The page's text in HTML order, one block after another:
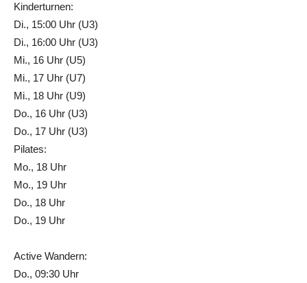
Kinderturnen:
Di., 15:00 Uhr (U3)
Di., 16:00 Uhr (U3)
Mi., 16 Uhr (U5)
Mi., 17 Uhr (U7)
Mi., 18 Uhr (U9)
Do., 16 Uhr (U3)
Do., 17 Uhr (U3)
Pilates:
Mo., 18 Uhr
Mo., 19 Uhr
Do., 18 Uhr
Do., 19 Uhr
Active Wandern:
Do., 09:30 Uhr